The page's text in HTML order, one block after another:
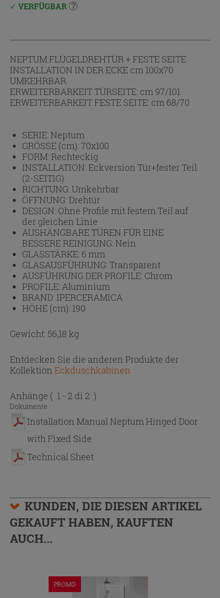
VERFÜGBAR
NEPTUM FLÜGELDREHTÜR + FESTE SEITE
INSTALLATION IN DER ECKE cm 100x70
UMKEHRBAR
ERWEITERBARKEIT TÜRSEITE: cm 97/101
ERWEITERBARKEIT FESTE SEITE: cm 68/70
SERIE:Neptum
GRÖSSE (cm):70x100
FORM:Rechteckig
INSTALLATION:Eckversion Tür+fester Teil
(2-SEITIG)
RICHTUNG:Umkehrbar
ÖFFNUNG:Drehtür
DESIGN: Ohne Profile mit festem Teil auf
der gleichen Linie
AUSHÄNGBARE TÜREN FÜR EINE
BESSERE REINIGUNG:Nein
GLASSTÄRKE: 6 mm
GLASAUSFÜHRUNG:Transparent
AUSFÜHRUNG DER PROFILE: Chrom
PROFILE: Aluminium
BRAND: IPERCERAMICA
HÖHE (cm): 190
Gewicht: 56,18 kg
Entdecken Sie die anderen Produkte der
Kollektion Eckduschkabinen
Anhänge ( 1 - 2 di 2 )
Dokumente
Installation Manual Neptum Hinged Door
with Fixed Side
Technical Sheet
KUNDEN, DIE DIESEN ARTIKEL
GEKAUFT HABEN, KAUFTEN
AUCH...
PROMO